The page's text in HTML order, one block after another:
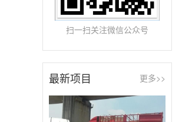
扫一扫关注微信公众号
最新项目 更多>>